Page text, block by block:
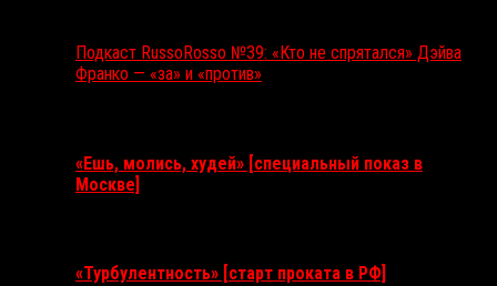
Подкаст RussoRosso №39: «Кто не спрятался» Дэйва
Франко — «за» и «против»
«Ешь, молись, худей» [специальный показ в
Москве]
«Турбулентность» [старт проката в РФ]